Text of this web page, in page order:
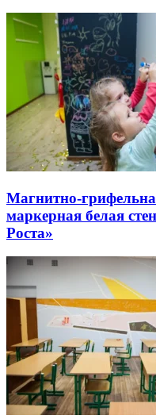
Магнитно-
маркерная белая
Роста»